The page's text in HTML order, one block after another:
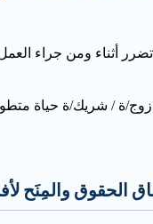
أثناء ومن جراء
زوج/ة / شريك/ة حياة
الحقوق والمِنَح